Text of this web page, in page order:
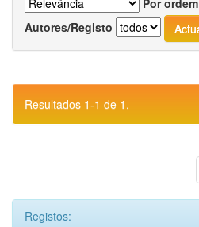
Por ordem
Autores/Registo
Resultados 1-1 de 1.
Registos: